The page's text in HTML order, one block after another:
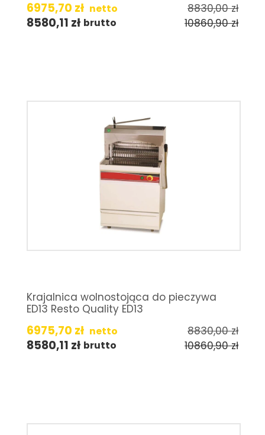
6975,70 zł netto 8830,00zł
8580,11 zł brutto 10860,90zł
Krajalnica wolnostojąca do pieczywa
ED13 Resto Quality ED13
6975,70 zł netto 8830,00zł
8580,11 zł brutto 10860,90zł